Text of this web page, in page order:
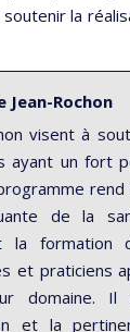
la
Jean-Rochon
visent à
ayant un fort
rend
de la
la formation
et praticiens
domaine. Il
et la